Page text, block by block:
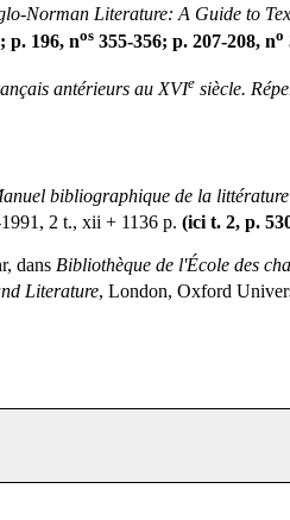
Norman Literature: A Guide to
p. 196, nos 355-356; p. 207-208, no
antérieurs au XVIe siècle.
bibliographique de la
2 t., xii + 1136 p. (ici t. 2, p.
dans Bibliothèque de l'École des
Literature, London, Oxford